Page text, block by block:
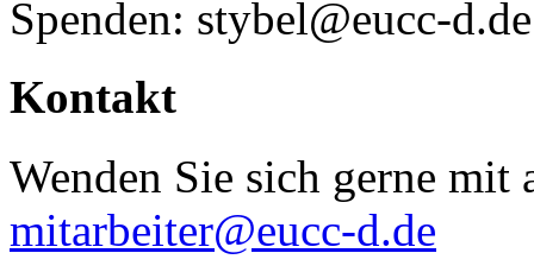
Spenden: stybel@eucc-d.de
Kontakt
Wenden Sie sich gerne mit
mitarbeiter@eucc-d.de